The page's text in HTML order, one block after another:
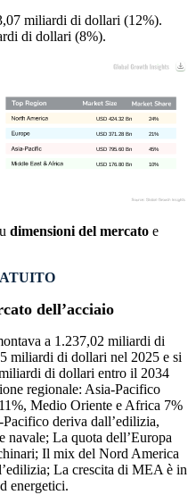
miliardi di dollari (12%).
di dollari (8%).
10%
USD 176.80 Bn
45%
USD 795.60 Bn
21%
USD 371.28 Bn
24%
USD 424.32 Bn
dimensioni del mercato e
dell’acciaio
a 1.237,02 miliardi di
miliardi di dollari nel 2025 e si
di dollari entro il 2034
regionale: Asia-Pacifico
Medio Oriente e Africa 7%
deriva dall’edilizia,
navale; La quota dell’Europa
Il mix del Nord America
La crescita di MEA è in
energetici.